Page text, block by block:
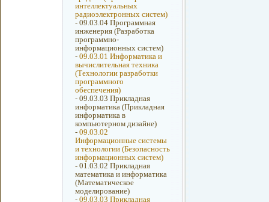
интеллектуальных
радиоэлектронных систем)
- 09.03.04 Программная
инженерия (Разработка
программно-
информационных систем)
- 09.03.01 Информатика и
вычислительная техника
(Технологии разработки
программного
обеспечения)
- 09.03.03 Прикладная
информатика (Прикладная
информатика в
компьютерном дизайне)
- 09.03.02
Информационные системы
и технологии (Безопасность
информационных систем)
- 01.03.02 Прикладная
математика и информатика
(Математическое
моделирование)
- 09.03.03 Прикладная